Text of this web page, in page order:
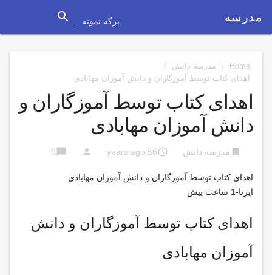
مدرسه برگه نمونه search
Home
/ مدرسه دانش
/
اهدای كتاب توسط آموزگاران و دانش آموزان مهابادی
اهدای كتاب توسط آموزگاران و
دانش آموزان مهابادی
bookmark مدرسه دانش access_time
56 years ago
person
chat_bubble
0
اهدای كتاب توسط آموزگاران و دانش آموزان مهابادی
ایرنا-1 ساعت پیش
اهدای كتاب توسط آموزگاران و دانش
آموزان مهابادی